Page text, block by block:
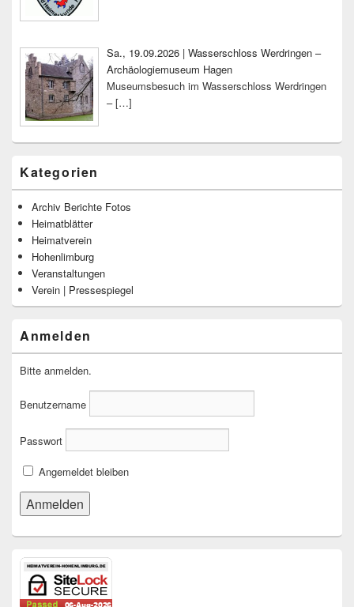
Sa., 19.09.2026 | Wasserschloss Werdringen –
Archäologiemuseum Hagen
Museumsbesuch im Wasserschloss Werdringen
–[…]
Kategorien
Archiv Berichte Fotos
Heimatblätter
Heimatverein
Hohenlimburg
Veranstaltungen
Verein | Pressespiegel
Anmelden
Bitte anmelden.
Benutzername
Passwort
Angemeldet bleiben